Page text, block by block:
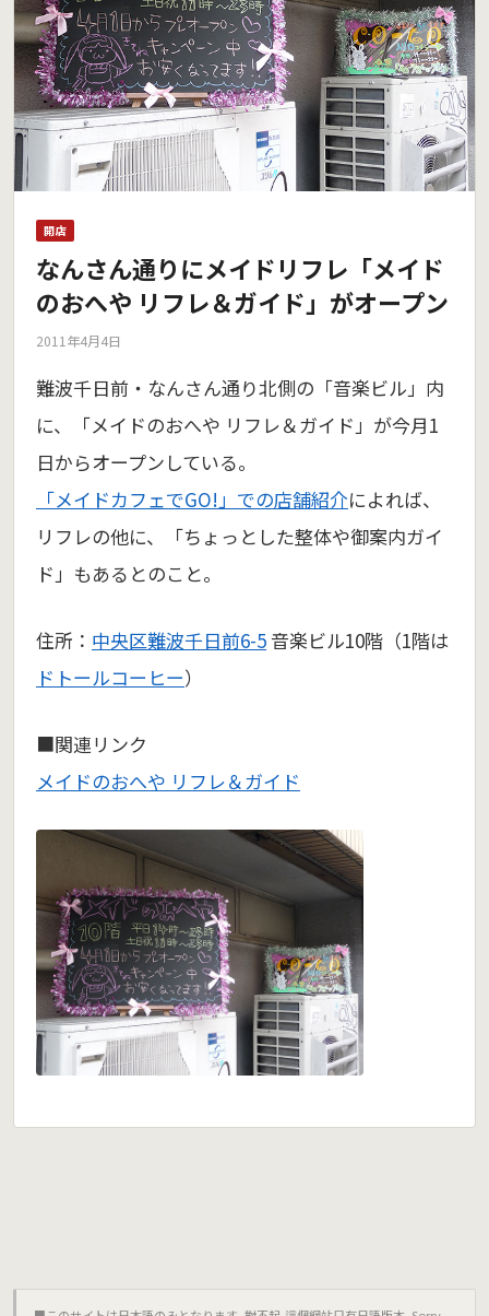
開店
なんさん通りにメイドリフレ「メイド
のおへや リフレ＆ガイド」がオープン
2011年4月4日
難波千日前・なんさん通り北側の「音楽ビル」内
に、「メイドのおへや リフレ＆ガイド」が今月1
日からオープンしている。
「メイドカフェでGO!」での店舗紹介によれば、
リフレの他に、「ちょっとした整体や御案内ガイ
ド」もあるとのこと。
住所： 中央区難波千日前6-5 音楽ビル10階（1階は
ドトールコーヒー）
■関連リンク
メイドのおへや リフレ＆ガイド